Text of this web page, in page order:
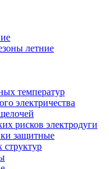
летние
температур
электричества
рисков электродуги
защитные